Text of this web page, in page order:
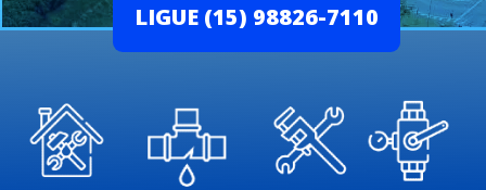
LIGUE (15) 98826-7110